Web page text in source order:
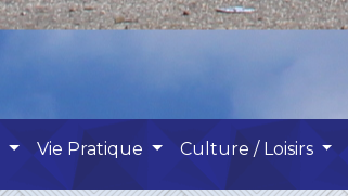
Vie Pratique Culture / Loisirs